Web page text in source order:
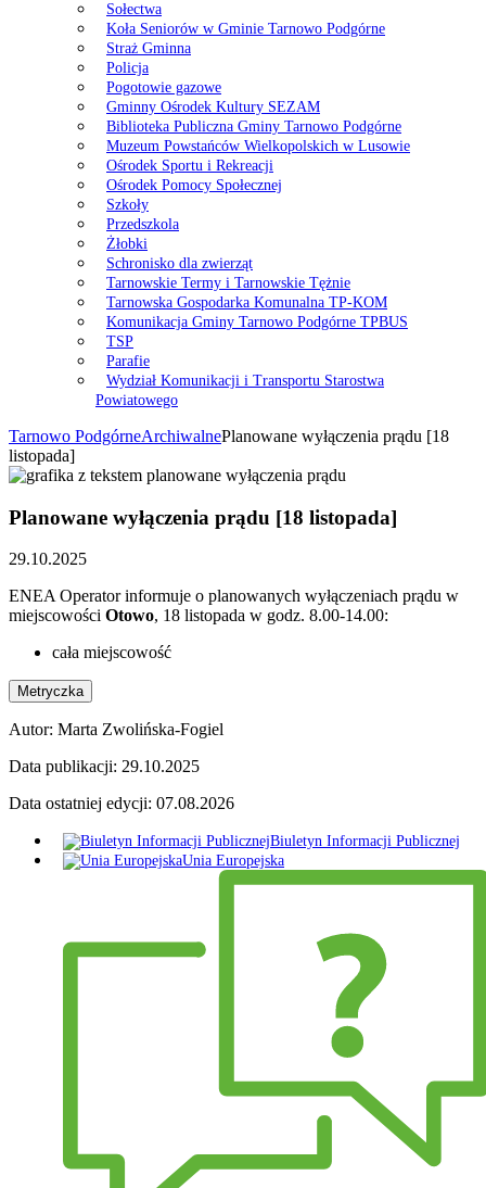
Sołectwa
Koła Seniorów w Gminie Tarnowo Podgórne
Straż Gminna
Policja
Pogotowie gazowe
Gminny Ośrodek Kultury SEZAM
Biblioteka Publiczna Gminy Tarnowo Podgórne
Muzeum Powstańców Wielkopolskich w Lusowie
Ośrodek Sportu i Rekreacji
Ośrodek Pomocy Społecznej
Szkoły
Przedszkola
Żłobki
Schronisko dla zwierząt
Tarnowskie Termy i Tarnowskie Tężnie
Tarnowska Gospodarka Komunalna TP-KOM
Komunikacja Gminy Tarnowo Podgórne TPBUS
TSP
Parafie
Wydział Komunikacji i Transportu Starostwa
Powiatowego
Tarnowo PodgórneArchiwalnePlanowane wyłączenia prądu [18
listopada]
Planowane wyłączenia prądu [18 listopada]
29.10.2025
ENEA Operator informuje o planowanych wyłączeniach prądu w
miejscowości Otowo, 18 listopada w godz. 8.00-14.00:
cała miejscowość
Metryczka
Autor: Marta Zwolińska-Fogiel
Data publikacji: 29.10.2025
Data ostatniej edycji: 07.08.2026
Biuletyn Informacji Publicznej
Unia Europejska